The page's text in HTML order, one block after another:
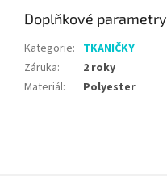
Doplňkové parametry
Kategorie: TKANIČKY
Záruka:
2 roky
Materiál: Polyester